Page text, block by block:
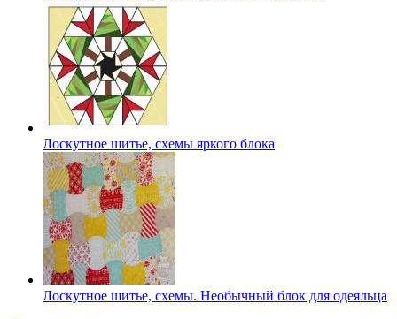
Лоскутное шитье, схемы яркого блока
Лоскутное шитье, схемы. Необычный блок для одеяльца